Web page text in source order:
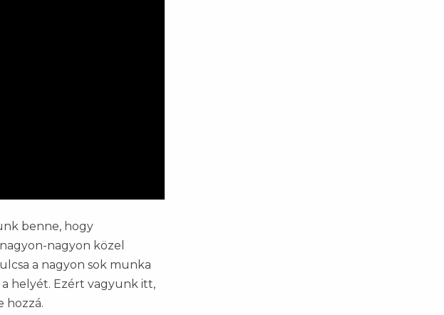
benne, hogy
nagyon közel
a nagyon sok munka
a helyét. Ezért vagyunk itt,
hozzá.